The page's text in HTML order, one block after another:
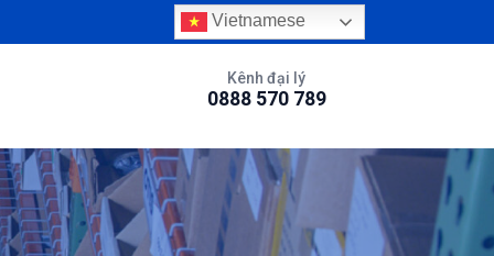
Vietnamese
Kênh đại lý
0888 570 789